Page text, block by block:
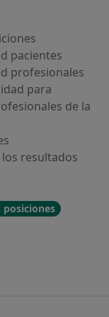
pacientes
profesionales
para
de la
resultados
posiciones